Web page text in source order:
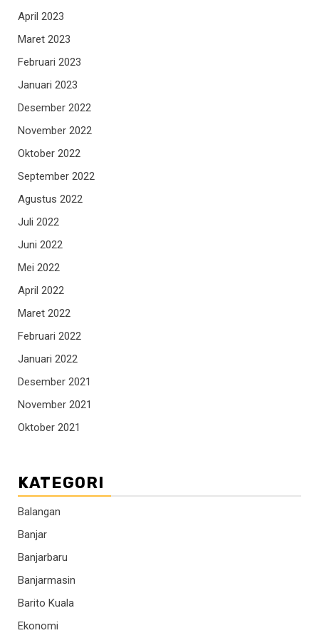
April 2023
Maret 2023
Februari 2023
Januari 2023
Desember 2022
November 2022
Oktober 2022
September 2022
Agustus 2022
Juli 2022
Juni 2022
Mei 2022
April 2022
Maret 2022
Februari 2022
Januari 2022
Desember 2021
November 2021
Oktober 2021
KATEGORI
Balangan
Banjar
Banjarbaru
Banjarmasin
Barito Kuala
Ekonomi